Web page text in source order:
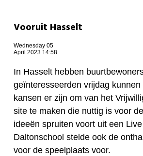
Vooruit Hasselt
Wednesday 05
April 2023 14:58
In Hasselt hebben
geïnteresseerden vrijdag
kansen er zijn om van het
site te maken die nuttig is voor
ideeën spruiten voort uit een
Daltonschool stelde ook de
voor de speelplaats voor.